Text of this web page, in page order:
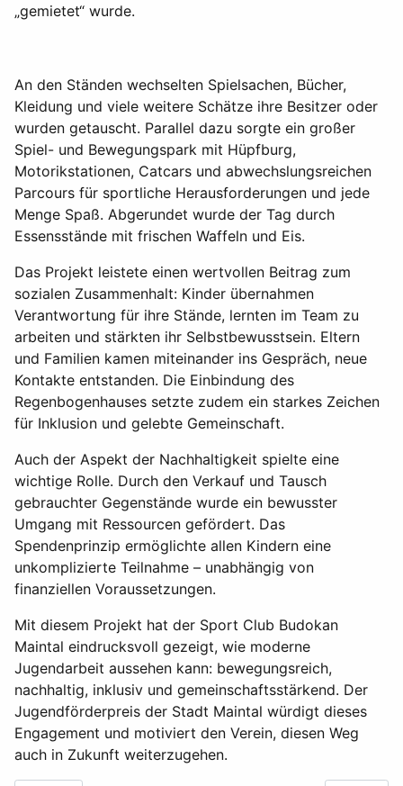
„gemietet“ wurde.
An den Ständen wechselten Spielsachen, Bücher,
Kleidung und viele weitere Schätze ihre Besitzer oder
wurden getauscht. Parallel dazu sorgte ein großer
Spiel- und Bewegungspark mit Hüpfburg,
Motorikstationen, Catcars und abwechslungsreichen
Parcours für sportliche Herausforderungen und jede
Menge Spaß. Abgerundet wurde der Tag durch
Essensstände mit frischen Waffeln und Eis.
Das Projekt leistete einen wertvollen Beitrag zum
sozialen Zusammenhalt: Kinder übernahmen
Verantwortung für ihre Stände, lernten im Team zu
arbeiten und stärkten ihr Selbstbewusstsein. Eltern
und Familien kamen miteinander ins Gespräch, neue
Kontakte entstanden. Die Einbindung des
Regenbogenhauses setzte zudem ein starkes Zeichen
für Inklusion und gelebte Gemeinschaft.
Auch der Aspekt der Nachhaltigkeit spielte eine
wichtige Rolle. Durch den Verkauf und Tausch
gebrauchter Gegenstände wurde ein bewusster
Umgang mit Ressourcen gefördert. Das
Spendenprinzip ermöglichte allen Kindern eine
unkomplizierte Teilnahme – unabhängig von
finanziellen Voraussetzungen.
Mit diesem Projekt hat der Sport Club Budokan
Maintal eindrucksvoll gezeigt, wie moderne
Jugendarbeit aussehen kann: bewegungsreich,
nachhaltig, inklusiv und gemeinschaftsstärkend. Der
Jugendförderpreis der Stadt Maintal würdigt dieses
Engagement und motiviert den Verein, diesen Weg
auch in Zukunft weiterzugehen.